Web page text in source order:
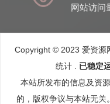
网站访问
Copyright © 2023 爱资源
统计
已稳定
本站所发布的信息及资
的，版权争议与本站无关